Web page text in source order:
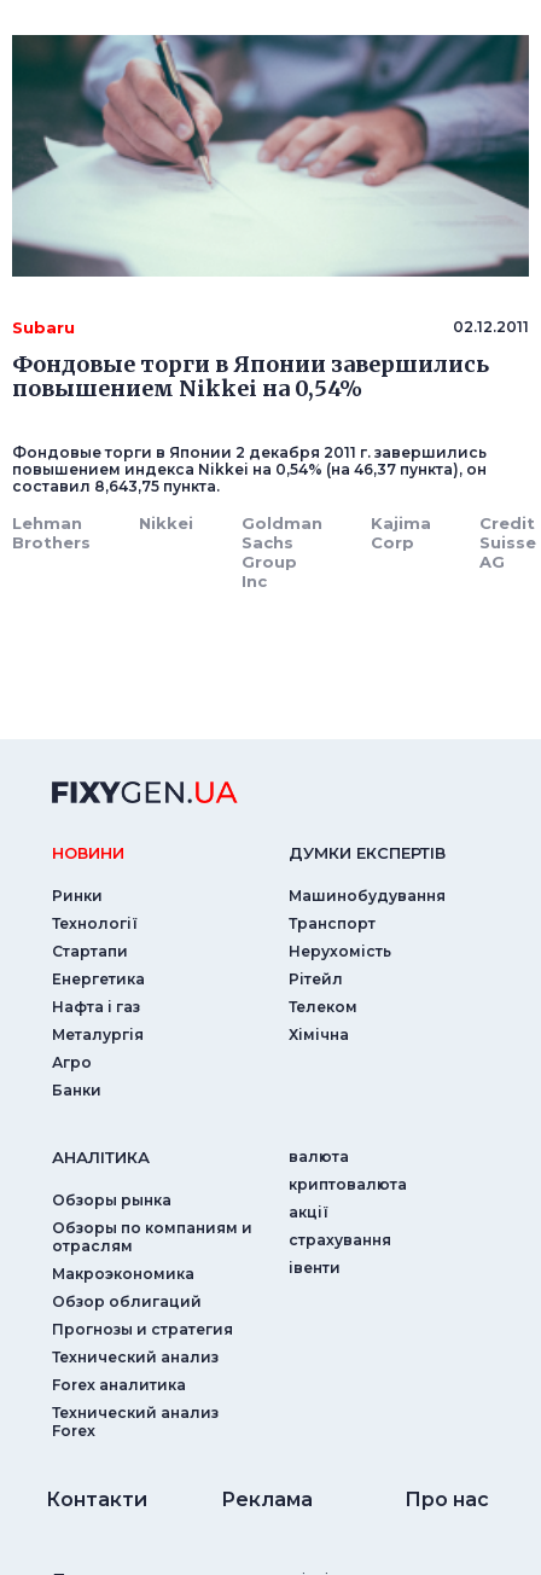
Subaru 02.12.2011
Фондовые торги в Японии завершились
повышением Nikkei на 0,54%
Фондовые торги в Японии 2 декабря 2011 г. завершились
повышением индекса Nikkei на 0,54% (на 46,37 пункта), он
составил 8,643,75 пункта.
Lehman
Brothers
Nikkei
Goldman
Sachs
Group
Inc
Kajima
Corp
Credit
Suisse
AG
НОВИНИ
Ринки
Технології
Стартапи
Енергетика
Нафта і газ
Металургія
Агро
Банки
ДУМКИ ЕКСПЕРТIВ
Машинобудування
Транспорт
Нерухомість
Рітейл
Телеком
Хімічна
АНАЛIТИКА
Обзоры рынка
Обзоры по компаниям и
отраслям
Макроэкономика
Обзор облигаций
Прогнозы и стратегия
Технический анализ
Forex аналитика
Технический анализ
Forex
валюта
криптовалюта
акції
страхування
iвенти
Контакти Реклама Про нас